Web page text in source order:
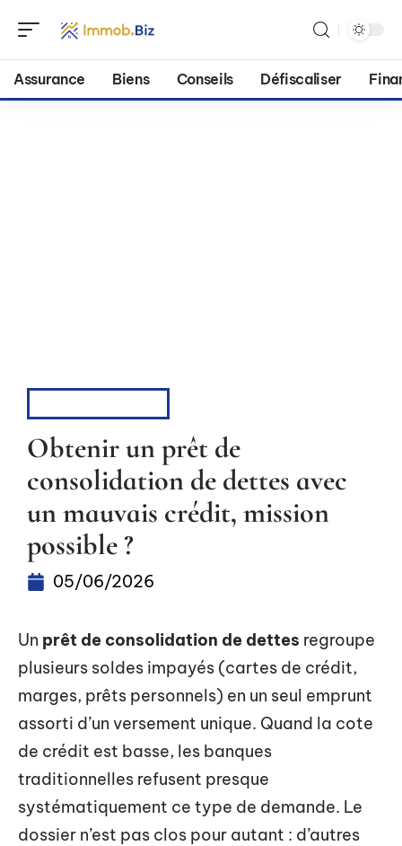
Assurance Biens Conseils Défiscaliser
Obtenir un prêt de
consolidation de dettes avec
un mauvais crédit, mission
possible ?
05/06/2026
Un prêt de consolidation de dettes regroupe
plusieurs soldes impayés (cartes de crédit,
marges, prêts personnels) en un seul emprunt
assorti d’un versement unique. Quand la cote
de crédit est basse, les banques
traditionnelles refusent presque
systématiquement ce type de demande. Le
dossier n’est pas clos pour autant : d’autres